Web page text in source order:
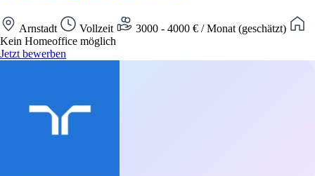
Arnstadt Vollzeit
3000 - 4000 € / Monat (geschätzt)
Kein Homeoffice möglich
Jetzt bewerben